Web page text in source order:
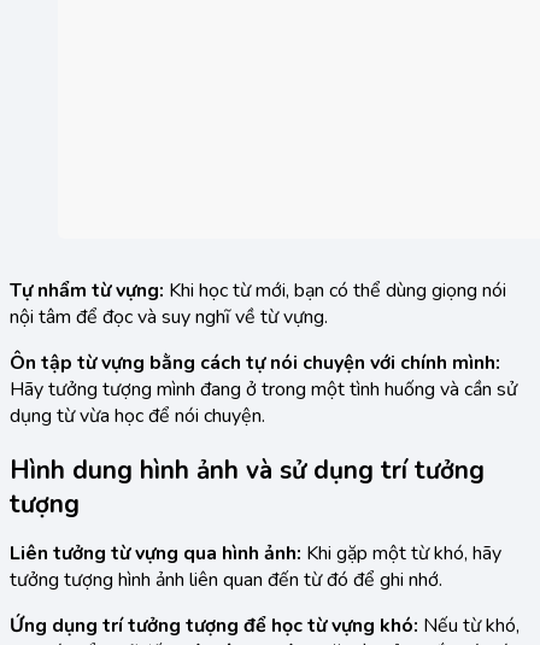
Tự nhẩm từ vựng: Khi học từ mới, bạn có thể dùng giọng nói
nội tâm để đọc và suy nghĩ về từ vựng.
Ôn tập từ vựng bằng cách tự nói chuyện với chính mình:
Hãy tưởng tượng mình đang ở trong một tình huống và cần sử
dụng từ vừa học để nói chuyện.
Hình dung hình ảnh và sử dụng trí tưởng
tượng
Liên tưởng từ vựng qua hình ảnh: Khi gặp một từ khó, hãy
tưởng tượng hình ảnh liên quan đến từ đó để ghi nhớ.
Ứng dụng trí tưởng tượng để học từ vựng khó: Nếu từ khó,